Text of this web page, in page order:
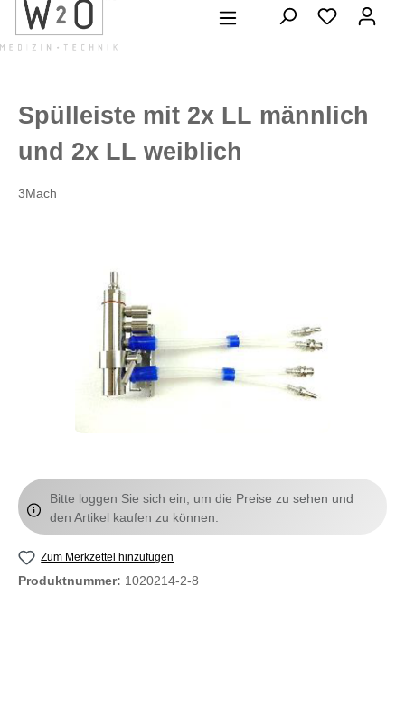
springen
Spülleiste mit 2x LL männlich
und 2x LL weiblich
3Mach
Bitte loggen Sie sich ein, um die Preise zu sehen und
den Artikel kaufen zu können.
Zum Merkzettel hinzufügen
Produktnummer: 1020214-2-8